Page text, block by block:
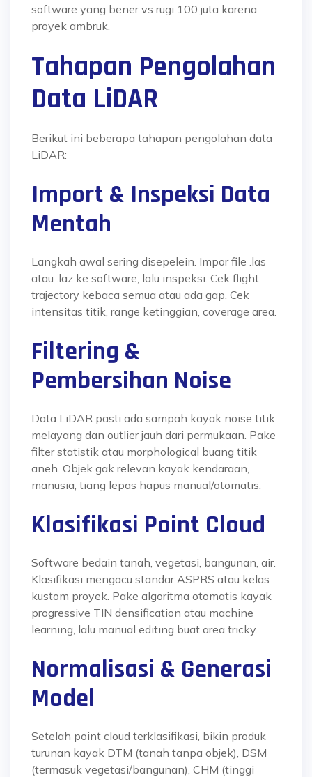
software yang bener vs rugi 100 juta karena
proyek ambruk.
Tahapan Pengolahan
Data LiDAR
Berikut ini beberapa tahapan pengolahan data
LiDAR:
Import & Inspeksi Data
Mentah
Langkah awal sering disepelein. Impor file .las
atau .laz ke software, lalu inspeksi. Cek flight
trajectory kebaca semua atau ada gap. Cek
intensitas titik, range ketinggian, coverage area.
Filtering &
Pembersihan Noise
Data LiDAR pasti ada sampah kayak noise titik
melayang dan outlier jauh dari permukaan. Pake
filter statistik atau morphological buang titik
aneh. Objek gak relevan kayak kendaraan,
manusia, tiang lepas hapus manual/otomatis.
Klasifikasi Point Cloud
Software bedain tanah, vegetasi, bangunan, air.
Klasifikasi mengacu standar ASPRS atau kelas
kustom proyek. Pake algoritma otomatis kayak
progressive TIN densification atau machine
learning, lalu manual editing buat area tricky.
Normalisasi & Generasi
Model
Setelah point cloud terklasifikasi, bikin produk
turunan kayak DTM (tanah tanpa objek), DSM
(termasuk vegetasi/bangunan), CHM (tinggi